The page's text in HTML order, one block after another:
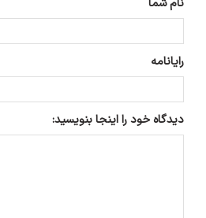
رایانامه
دیدگاه خود را اینجا بنویسید: